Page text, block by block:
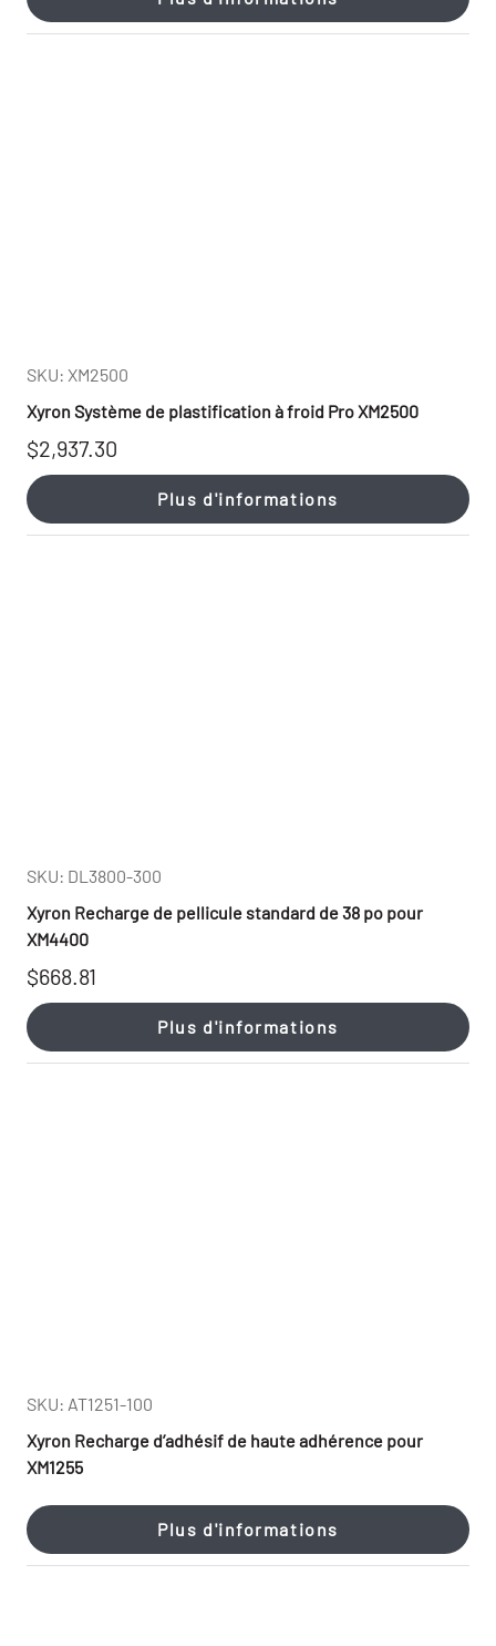
SKU: XM2500
Xyron Système de plastification à froid Pro XM2500
$2,937.30
Plus d'informations
SKU: DL3800-300
Xyron Recharge de pellicule standard de 38 po pour
XM4400
$668.81
Plus d'informations
SKU: AT1251-100
Xyron Recharge d’adhésif de haute adhérence pour
XM1255
Plus d'informations